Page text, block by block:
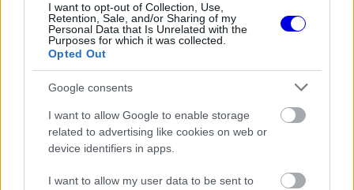
I want to opt-out of Collection, Use,
Retention, Sale, and/or Sharing of my
Personal Data that Is Unrelated with the
Purposes for which it was collected.
Opted Out
Google consents
I want to allow Google to enable storage
related to advertising like cookies on web or
device identifiers in apps.
I want to allow my user data to be sent to
Bár a tesztnapon nem volt hivatalos időmérő
berendezés, így az eredmények nem tekinthetők
hitelesítettnek, a kézi méréssel rögzített adatok
azt mutatják, hogy a holland versenyző valóban
túlszárnyalta saját teljesítményét.